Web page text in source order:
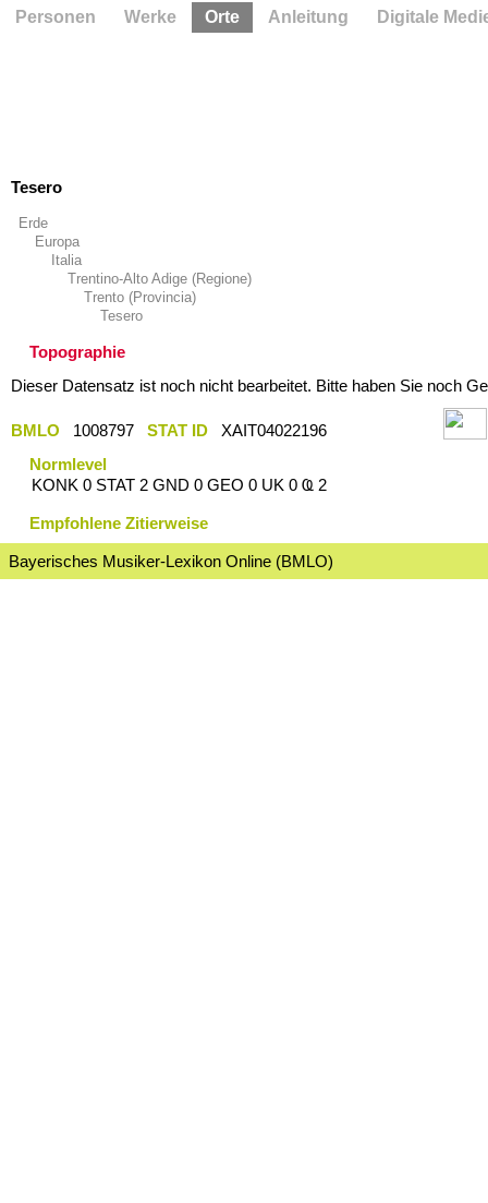
Tesero
Erde
Europa
Italia
Trentino-Alto Adige (Regione)
Trento (Provincia)
Tesero
Topographie
Dieser Datensatz ist noch nicht bearbeitet. Bitte haben Sie noch
BMLO 1008797 STAT ID
XAIT04022196
Normlevel
KONK 0 STAT 2 GND 0 GEO 0 UK 0 Ҩ 2
Empfohlene Zitierweise
Bayerisches Musiker-Lexikon Online (BMLO)
Personen Werke Orte Anleitung Digitale